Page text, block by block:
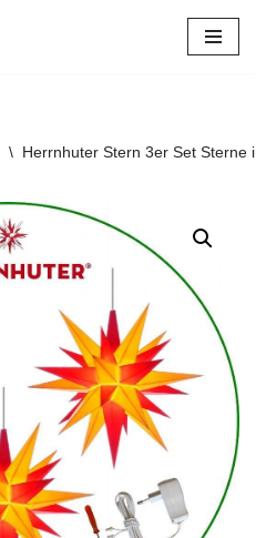
\ Herrnhuter Stern 3er Set Sterne